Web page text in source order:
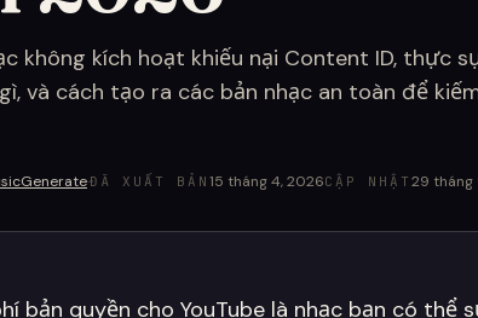
không kích hoạt khiếu nại Content ID, thực
và cách tạo ra các bản nhạc an toàn để
·ĐÃ XUẤT BẢN 15 tháng 4, 2026CẬP NHẬT 29 tháng
bản quyền cho YouTube là nhạc bạn có thể